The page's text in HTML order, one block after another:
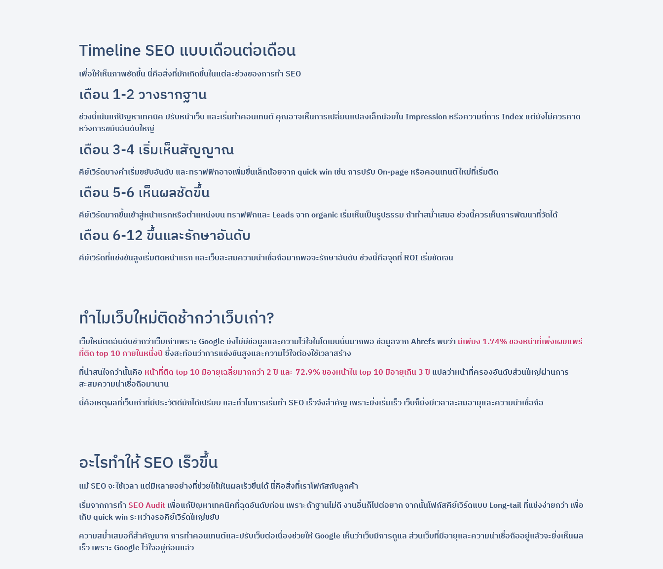
Timeline SEO แบบเดือนต่อเดือน
เพื่อให้เห็นภาพชัดขึ้น นี่คือสิ่งที่มักเกิดขึ้นในแต่ละช่วงของการทำ SEO
เดือน 1-2 วางรากฐาน
ช่วงนี้เน้นแก้ปัญหาเทคนิค ปรับหน้าเว็บ และเริ่มทำคอนเทนต์ คุณอาจเห็นการเปลี่ยนแปลงเล็กน้อยใน Impression หรือความถี่การ Index แต่ยังไม่ควรคาด
หวังการขยับอันดับใหญ่
เดือน 3-4 เริ่มเห็นสัญญาณ
คีย์เวิร์ดบางคำเริ่มขยับอันดับ และทราฟฟิกอาจเพิ่มขึ้นเล็กน้อยจาก quick win เช่น การปรับ On-page หรือคอนเทนต์ใหม่ที่เริ่มติด
เดือน 5-6 เห็นผลชัดขึ้น
คีย์เวิร์ดมากขึ้นเข้าสู่หน้าแรกหรือตำแหน่งบน ทราฟฟิกและ Leads จาก organic เริ่มเห็นเป็นรูปธรรม ถ้าทำสม่ำเสมอ ช่วงนี้ควรเห็นการพัฒนาที่วัดได้
เดือน 6-12 ขึ้นและรักษาอันดับ
คีย์เวิร์ดที่แข่งขันสูงเริ่มติดหน้าแรก และเว็บสะสมความน่าเชื่อถือมากพอจะรักษาอันดับ ช่วงนี้คือจุดที่ ROI เริ่มชัดเจน
ทำไมเว็บใหม่ติดช้ากว่าเว็บเก่า?
เว็บใหม่ติดอันดับช้ากว่าเว็บเก่าเพราะ Google ยังไม่มีข้อมูลและความไว้ใจในโดเมนนั้นมากพอ ข้อมูลจาก Ahrefs พบว่า มีเพียง 1.74% ของหน้าที่เพิ่งเผยแพร่
ที่ติด top 10 ภายในหนึ่งปีซึ่งสะท้อนว่าการแข่งขันสูงและความไว้ใจต้องใช้เวลาสร้าง
ที่น่าสนใจกว่านั้นคือ หน้าที่ติด top 10 มีอายุเฉลี่ยมากกว่า 2 ปี และ 72.9% ของหน้าใน top 10 มีอายุเกิน 3 ปี แปลว่าหน้าที่ครองอันดับส่วนใหญ่ผ่านการ
สะสมความน่าเชื่อถือมานาน
นี่คือเหตุผลที่เว็บเก่าที่มีประวัติดีมักได้เปรียบ และทำไมการเริ่มทำ SEO เร็วจึงสำคัญ เพราะยิ่งเริ่มเร็ว เว็บก็ยิ่งมีเวลาสะสมอายุและความน่าเชื่อถือ
อะไรทำให้ SEO เร็วขึ้น
แม้ SEO จะใช้เวลา แต่มีหลายอย่างที่ช่วยให้เห็นผลเร็วขึ้นได้ นี่คือสิ่งที่เราโฟกัสกับลูกค้า
เริ่มจากการทำ SEO Auditเพื่อแก้ปัญหาเทคนิคที่ฉุดอันดับก่อน เพราะถ้าฐานไม่ดี งานอื่นก็ไปต่อยาก จากนั้นโฟกัสคีย์เวิร์ดแบบ Long-tail ที่แข่งง่ายกว่า เพื่อ
เก็บ quick win ระหว่างรอคีย์เวิร์ดใหญ่ขยับ
ความสม่ำเสมอก็สำคัญมาก การทำคอนเทนต์และปรับเว็บต่อเนื่องช่วยให้ Google เห็นว่าเว็บมีการดูแล ส่วนเว็บที่มีอายุและความน่าเชื่อถืออยู่แล้วจะยิ่งเห็นผล
เร็ว เพราะ Google ไว้ใจอยู่ก่อนแล้ว